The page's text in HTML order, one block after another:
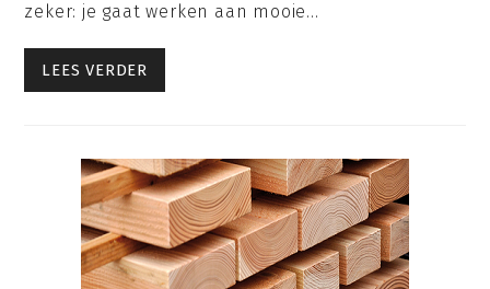
zeker: je gaat werken aan mooie…
LEES VERDER